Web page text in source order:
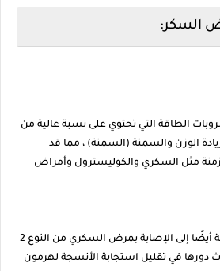
الطاقة التي تحتوي على نسبة عالية من
الوزن والسمنة (السمنة) ، مما قد
مثل السكري والكوليسترول وأمراض
قد تؤدي مشروبات الطاقة أيضًا إلى الإصابة بمرض السكري من النوع 2
في تقليل استجابة الأنسجة لهرمون